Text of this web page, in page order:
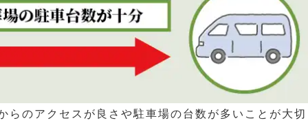
らのアクセスが良さや駐車場の台数が多いことが大切